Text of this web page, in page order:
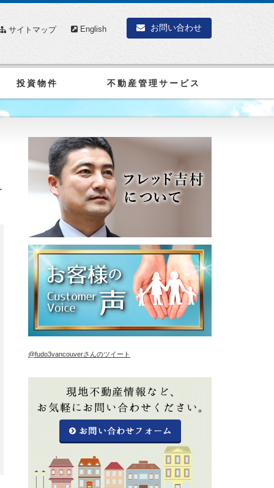
投資物件 不動産管理サービス
サイトマップ English お問い合わせ
@fudo3vancouverさんのツイート